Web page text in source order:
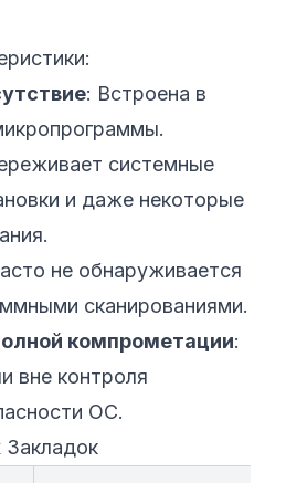
: Встроена в
системные
и даже некоторые
не обнаруживается
сканированиями.
компрометации:
вне контроля
ОС.